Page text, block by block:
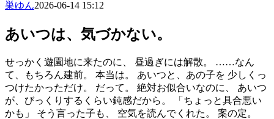
巣ゆん2026-06-14 15:12
あいつは、気づかない。
せっかく遊園地に来たのに、 昼過ぎには解散。 ……なん
て、もちろん建前。 本当は。 あいつと、あの子を 少しくっ
つけたかっただけ。 だって。 絶対お似合いなのに、 あいつ
が、びっくりするくらい鈍感だから。 「ちょっと具合悪い
かも」 そう言った子も、 空気を読んでくれた。 案の定。